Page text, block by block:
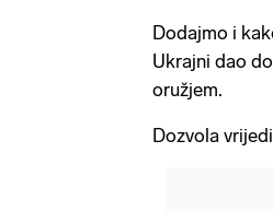
Dodajmo i
Ukrajni dao
oružjem.
Dozvola